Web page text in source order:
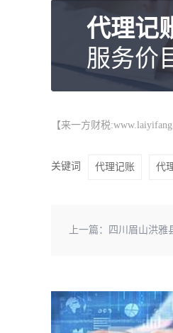
代理记
服务价
【来一方财税
关键词 代理记账 代
上一篇： 四川眉山洪雅